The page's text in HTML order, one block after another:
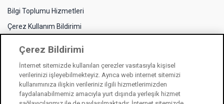
Bilgi Toplumu Hizmetleri
Çerez Kullanım Bildirimi
Çerez Bildirimi
İnternet sitemizde kullanılan çerezler vasıtasıyla kişisel
verilerinizi işleyebilmekteyiz. Ayrıca web internet sitemizi
kullanımınıza ilişkin verileriniz ilgili hizmetlerimizden
faydalanabilmemiz amacıyla yurt dışında yerleşik hizmet